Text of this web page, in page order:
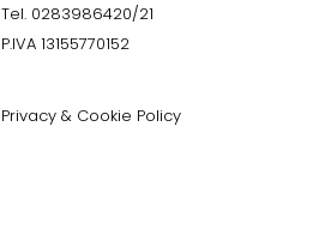
Tel. 0283986420/21
P.IVA 13155770152
Privacy & Cookie Policy